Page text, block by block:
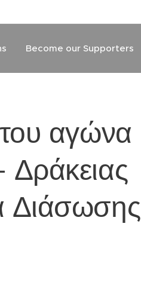
Become our Supporters
αγώνα
Διάσωσης